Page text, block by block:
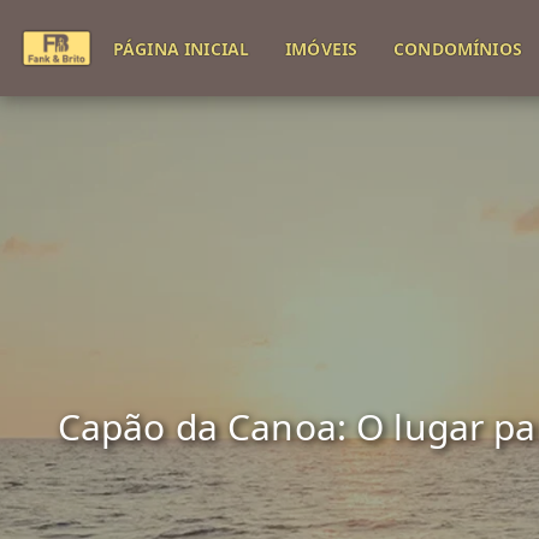
PÁGINA INICIAL IMÓVEIS CONDOMÍNIOS
Capão da Canoa: O lugar